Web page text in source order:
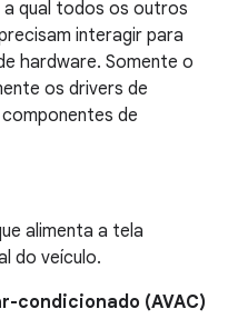
qual todos os outros
interagir para
hardware. Somente o
os drivers de
de
alimenta a tela
do veículo.
condicionado (AVAC)